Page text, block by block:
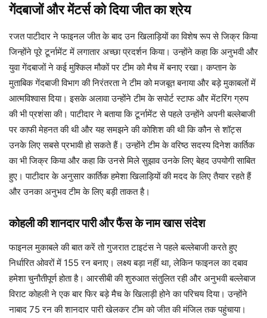
गेंदबाजों और मेंटर्स को दिया जीत का श्रेय
रजत पाटीदार ने फाइनल जीत के बाद उन खिलाड़ियों का विशेष रूप से जिक्र किया
जिन्होंने पूरे टूर्नामेंट में लगातार अच्छा प्रदर्शन किया। उन्होंने कहा कि अनुभवी और
युवा गेंदबाजों ने कई मुश्किल मौकों पर टीम को मैच में बनाए रखा। कप्तान के
मुताबिक गेंदबाजी विभाग की निरंतरता ने टीम को मजबूत बनाया और बड़े मुकाबलों में
आत्मविश्वास दिया। इसके अलावा उन्होंने टीम के सपोर्ट स्टाफ और मेंटरिंग ग्रुप
की भी प्रशंसा की। पाटीदार ने बताया कि टूर्नामेंट से पहले उन्होंने अपनी बल्लेबाजी
पर काफी मेहनत की थी और यह समझने की कोशिश की थी कि कौन से शॉट्स
उनके लिए सबसे प्रभावी हो सकते हैं। उन्होंने टीम के वरिष्ठ सदस्य दिनेश कार्तिक
का भी जिक्र किया और कहा कि उनसे मिले सुझाव उनके लिए बेहद उपयोगी साबित
हुए। पाटीदार के अनुसार कार्तिक हमेशा खिलाड़ियों की मदद के लिए तैयार रहते हैं
और उनका अनुभव टीम के लिए बड़ी ताकत है।
कोहली की शानदार पारी और फैंस के नाम खास संदेश
फाइनल मुकाबले की बात करें तो गुजरात टाइटंस ने पहले बल्लेबाजी करते हुए
निर्धारित ओवरों में 155 रन बनाए। लक्ष्य बड़ा नहीं था, लेकिन फाइनल का दबाव
हमेशा चुनौतीपूर्ण होता है। आरसीबी की शुरुआत संतुलित रही और अनुभवी बल्लेबाज
विराट कोहली ने एक बार फिर बड़े मैच के खिलाड़ी होने का परिचय दिया। उन्होंने
नाबाद 75 रन की शानदार पारी खेलकर टीम को जीत की मंजिल तक पहुंचाया।